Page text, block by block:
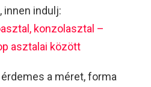
innen indulj:
konzolasztal –
asztalai között
a méret, forma